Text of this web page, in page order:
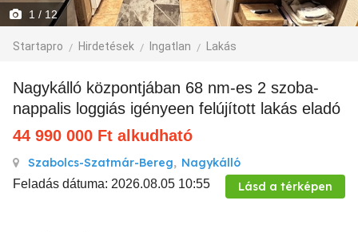
1 / 12
Startapro Hirdetések Ingatlan Lakás
Nagykálló központjában 68 nm-es 2 szoba-
nappalis loggiás igényeen felújított lakás eladó
44 990 000 Ft alkudható
Szabolcs-Szatmár-Bereg, Nagykálló
Lásd a térképen
Feladás dátuma: 2026.08.05 10:55